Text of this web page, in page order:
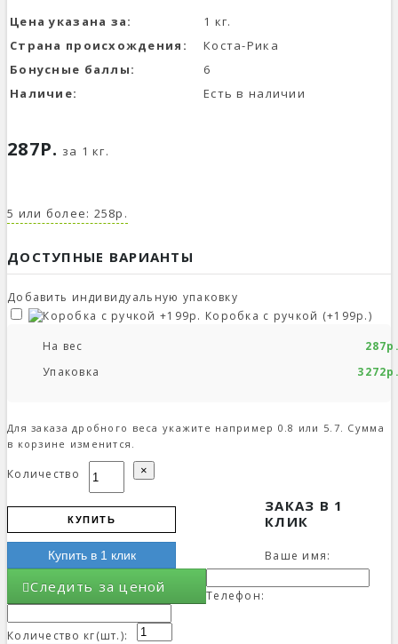
Цена указана за:
1 кг.
Страна происхождения:
Коста-Рика
Бонусные баллы:
6
Наличие:
Есть в наличии
287Р. за 1 кг.
5 или более: 258р.
ДОСТУПНЫЕ ВАРИАНТЫ
Добавить индивидуальную упаковку
Коробка с ручкой (+199р.)
На вес
Упаковка
Для заказа дробного веса укажите например 0.8 или 5.7. Сумма
в корзине изменится.
Количество
КУПИТЬ
Купить в 1 клик
Следить за ценой
×
ЗАКАЗ В 1
КЛИК
Ваше имя:
Телефон:
Количество кг(шт.):